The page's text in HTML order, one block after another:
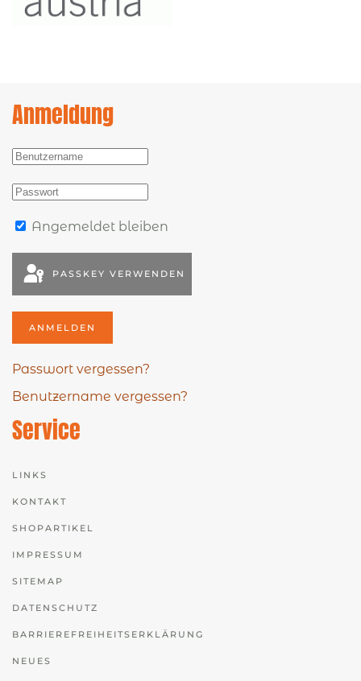
Anmeldung
Angemeldet bleiben
PASSKEY VERWENDEN
ANMELDEN
Passwort vergessen?
Benutzername vergessen?
Service
LINKS
KONTAKT
SHOPARTIKEL
IMPRESSUM
SITEMAP
DATENSCHUTZ
BARRIEREFREIHEITSERKLÄRUNG
NEUES